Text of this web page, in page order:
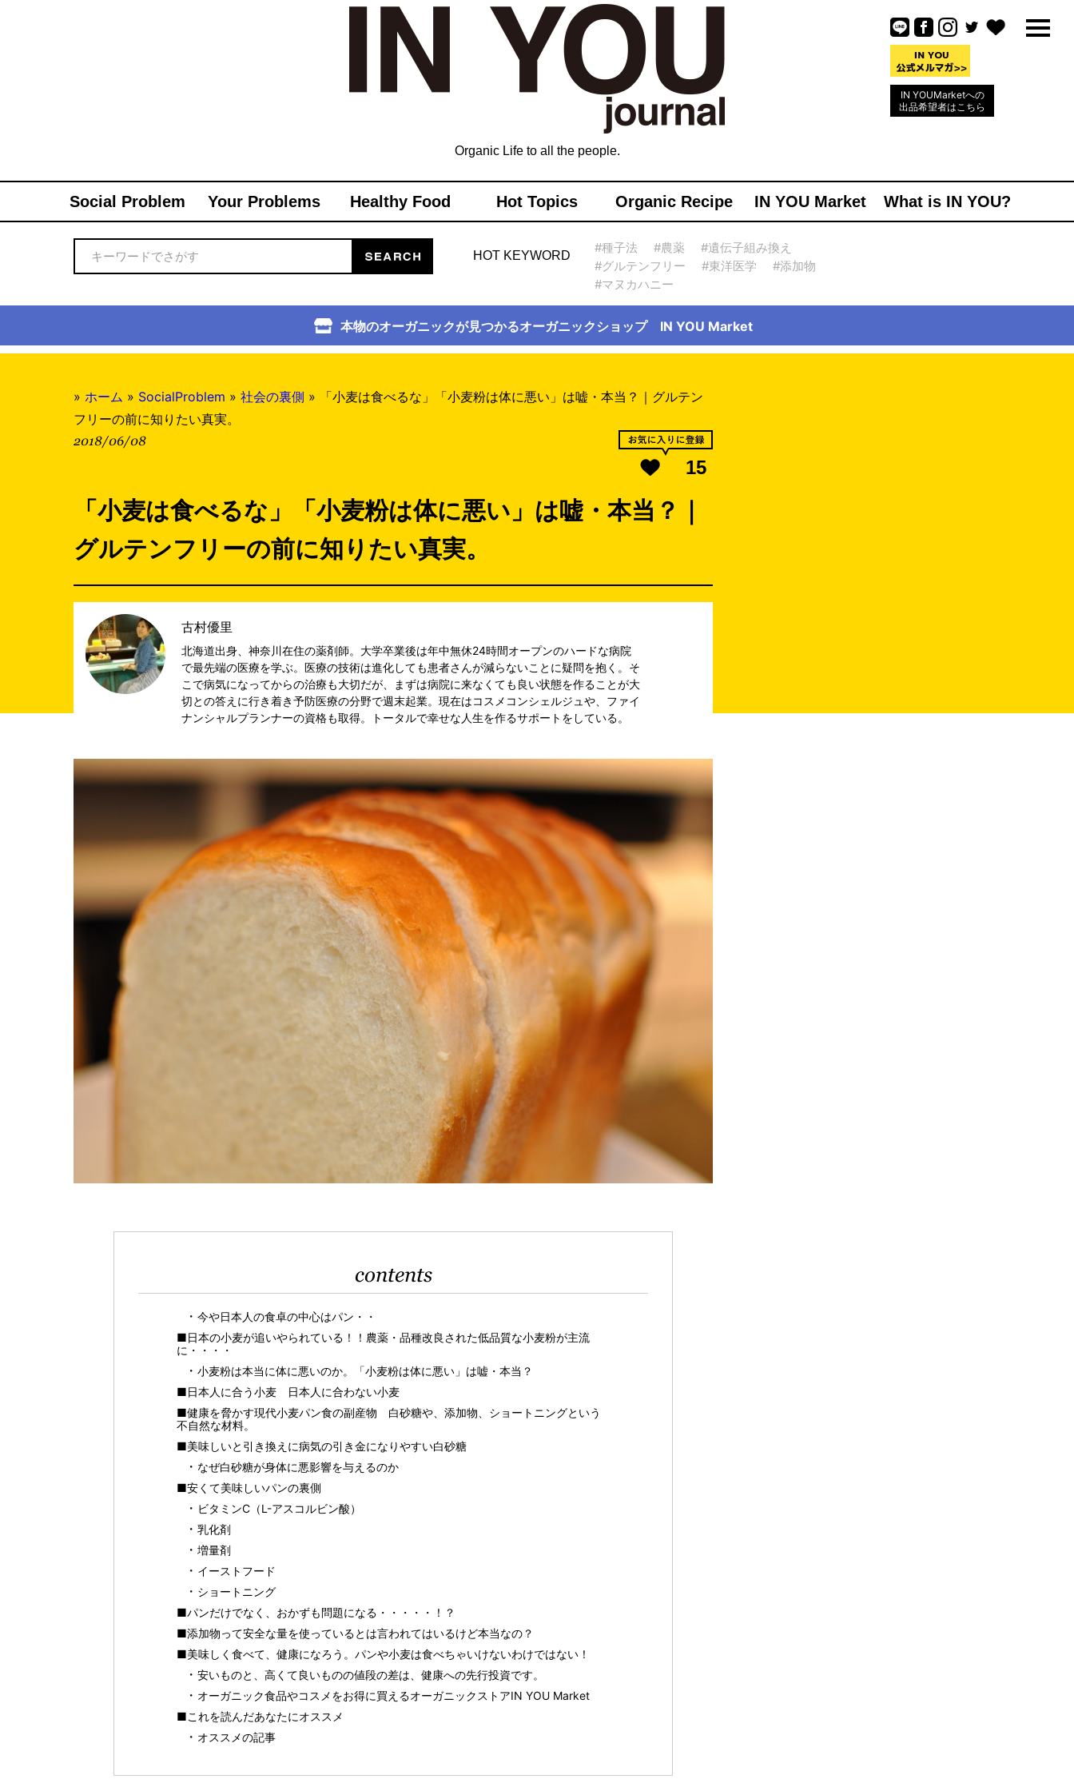
IN YOUMarketへの
出品希望者はこちら
Organic Life to all the people.
Social Problem Your Problems Healthy Food Hot Topics Organic Recipe IN YOU Market What is IN YOU?
HOT KEYWORD
#種子法 #農薬
#遺伝子組み換え
#グルテンフリー
#東洋医学
#添加物
#マヌカハニー
本物のオーガニックが見つかるオーガニックショップ IN YOU Market
» ホーム » SocialProblem » 社会の裏側 »
「小麦は食べるな」「小麦粉は体に悪い」は嘘・本当？｜グルテン
フリーの前に知りたい真実。
2018/06/08
15
「小麦は食べるな」「小麦粉は体に悪い」は嘘・本当？｜
グルテンフリーの前に知りたい真実。
古村優里
北海道出身、神奈川在住の薬剤師。大学卒業後は年中無休24時間オープンのハードな病院
で最先端の医療を学ぶ。医療の技術は進化しても患者さんが減らないことに疑問を抱く。そ
こで病気になってからの治療も大切だが、まずは病院に来なくても良い状態を作ることが大
切との答えに行き着き予防医療の分野で週末起業。現在はコスメコンシェルジュや、ファイ
ナンシャルプランナーの資格も取得。トータルで幸せな人生を作るサポートをしている。
contents
今や日本人の食卓の中心はパン・・
■日本の小麦が追いやられている！！農薬・品種改良された低品質な小麦粉が主流
に・・・・
小麦粉は本当に体に悪いのか。「小麦粉は体に悪い」は嘘・本当？
■日本人に合う小麦 日本人に合わない小麦
■健康を脅かす現代小麦パン食の副産物 白砂糖や、添加物、ショートニングという
不自然な材料。
■美味しいと引き換えに病気の引き金になりやすい白砂糖
なぜ白砂糖が身体に悪影響を与えるのか
■安くて美味しいパンの裏側
ビタミンC（L-アスコルビン酸）
乳化剤
増量剤
イーストフード
ショートニング
■パンだけでなく、おかずも問題になる・・・・・！？
■添加物って安全な量を使っているとは言われてはいるけど本当なの？
■美味しく食べて、健康になろう。パンや小麦は食べちゃいけないわけではない！
安いものと、高くて良いものの値段の差は、健康への先行投資です。
オーガニック食品やコスメをお得に買えるオーガニックストアIN YOU Market
■これを読んだあなたにオススメ
オススメの記事